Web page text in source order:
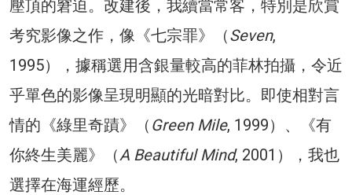
壓頂的窘迫。改建後，我續當常客，特別是欣賞
考究影像之作，像《七宗罪》（Seven,
1995），據稱選用含銀量較高的菲林拍攝，令近
乎單色的影像呈現明顯的光暗對比。即使相對言
情的《綠里奇蹟》（ Green Mile, 1999）、《有
你終生美麗》（A Beautiful Mind, 2001），我也
選擇在海運經歷。